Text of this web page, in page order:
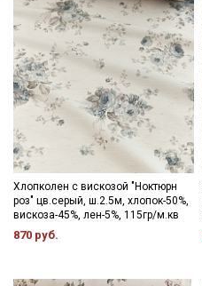
Хлопколен с вискозой "Ноктюрн
роз" цв.серый, ш.2.5м, хлопок-50%,
вискоза-45%, лен-5%, 115гр/м.кв
870 руб.